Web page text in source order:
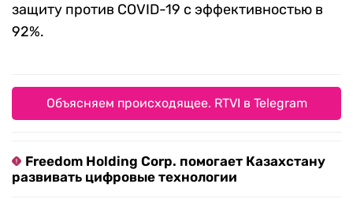
защиту против COVID-19 с эффективностью в
92%.
Объясняем происходящее. RTVI в Telegram
Freedom Holding Corp. помогает Казахстану
развивать цифровые технологии